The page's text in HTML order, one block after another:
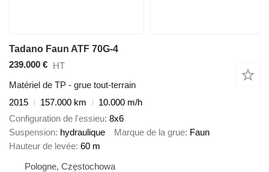
Tadano Faun ATF 70G-4
239.000 € HT
Matériel de TP - grue tout-terrain
2015
157.000 km
10.000 m/h
Configuration de l'essieu 8x6
Suspension hydraulique Marque de la grue Faun
Hauteur de levée 60 m
Pologne, Częstochowa